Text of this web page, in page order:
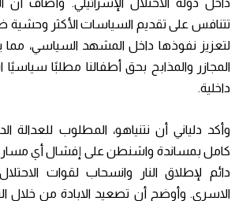
تتنافس على تقديم السياسات الأكثر وحشية
لتعزيز نفوذها داخل المشهد السياسي،
المجازر والمذابح بحق أطفالنا مطلبًا سياسيًا
داخلية.
وأكد دلياني أن نتنياهو، المطلوب للعدالة
كامل بمساندة واشنطن على إفشال أي
دائم لإطلاق النار وانسحاب لقوات
الاسرى. وأوضح أن تصعيد الابادة من خلال